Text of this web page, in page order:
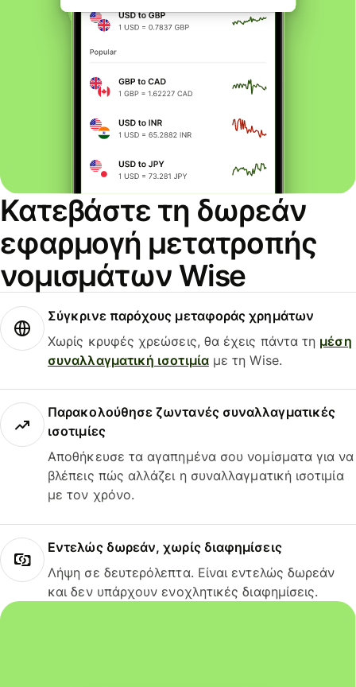
Κατεβάστε τη δωρεάν
εφαρμογή μετατροπής
νομισμάτων Wise
Σύγκρινε παρόχους μεταφοράς χρημάτων
Χωρίς κρυφές χρεώσεις, θα έχεις πάντα τη μέση
συναλλαγματική ισοτιμίαμε τη Wise.
Παρακολούθησε ζωντανές συναλλαγματικές
ισοτιμίες
Αποθήκευσε τα αγαπημένα σου νομίσματα για να
βλέπεις πώς αλλάζει η συναλλαγματική ισοτιμία
με τον χρόνο.
Εντελώς δωρεάν, χωρίς διαφημίσεις
Λήψη σε δευτερόλεπτα. Είναι εντελώς δωρεάν
και δεν υπάρχουν ενοχλητικές διαφημίσεις.